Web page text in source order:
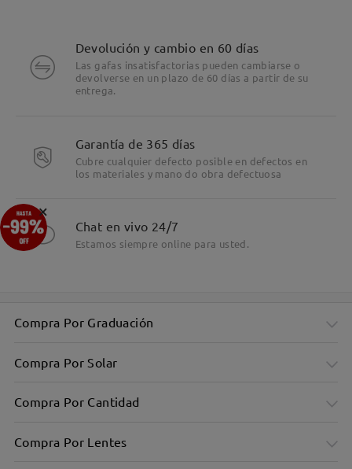
Detalles
Devolución y cambio en 60 días
Las gafas insatisfactorias pueden cambiarse o
devolverse en un plazo de 60 días a partir de su
entrega.
Garantía de 365 días
Cubre cualquier defecto posible en defectos en
los materiales y mano do obra defectuosa
Chat en vivo 24/7
Estamos siempre online para usted.
Compra Por Graduación
Compra Por Solar
Compra Por Cantidad
Compra Por Lentes
×